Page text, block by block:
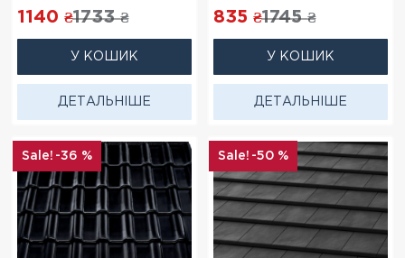
1140 ₴1733₴
У КОШИК
ДЕТАЛЬНІШЕ
835 ₴1745₴
У КОШИК
ДЕТАЛЬНІШЕ
-36 % -50 %